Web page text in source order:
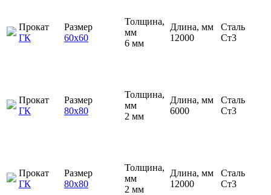
Прокат
ГК
Размер
60х60
Толщина,
мм
6 мм
Длина, мм
12000
Сталь
Ст3
Прокат
ГК
Размер
80х80
Толщина,
мм
2 мм
Длина, мм
6000
Сталь
Ст3
Прокат
ГК
Размер
80х80
Толщина,
мм
2 мм
Длина, мм
12000
Сталь
Ст3